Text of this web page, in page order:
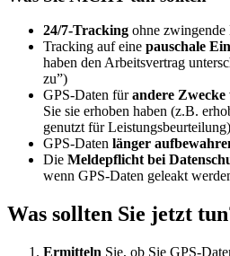
24/7-Tracking ohne
Tracking auf eine pauschale
haben den Arbeitsvertrag
zu”)
GPS-Daten fürandere Zwecke
Sie sie erhoben haben (z.B.
genutzt für Leistungsbeurteilung)
GPS-Daten länger
Die Meldepflicht bei
wenn GPS-Daten geleakt
Was sollten Sie jetzt
Ermitteln Sie, ob Sie GPS-